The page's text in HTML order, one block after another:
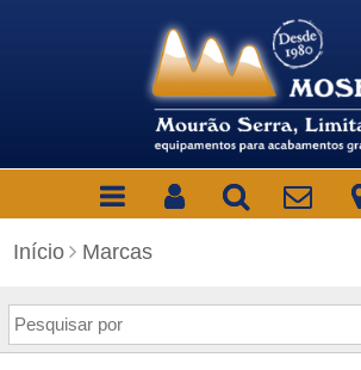
Início Marcas
P
e